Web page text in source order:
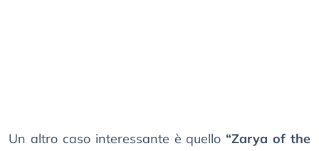
Un altro caso interessante è quello “Zarya of the